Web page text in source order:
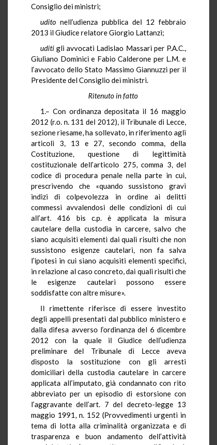
Consiglio dei ministri;
uditonell’udienza pubblica del 12 febbraio
2013 il Giudice relatore Giorgio Lattanzi;
uditigli avvocati Ladislao Massari per P.A.C.,
Giuliano Dominici e Fabio Calderone per L.M. e
l’avvocato dello Stato Massimo Giannuzziper il
Presidente del Consiglio dei ministri.
Ritenuto in fatto
1.– Con ordinanza depositata il 16 maggio
2012 (r.o. n. 131 del 2012), il Tribunale di Lecce,
sezione riesame, ha sollevato, in riferimento agli
articoli 3, 13 e 27, secondo comma, della
Costituzione, questione di legittimità
costituzionale dell’articolo 275, comma 3, del
codice di procedura penale nella parte in cui,
prescrivendo che «quando sussistono gravi
indizi di colpevolezza in ordine ai delitti
commessi avvalendosi delle condizioni di cui
all’art. 416 bis c.p. è applicata la misura
cautelare della custodia in carcere, salvo che
siano acquisiti elementi dai quali risulti che non
sussistono esigenze cautelari, non fa salva
l’ipotesi in cui siano acquisiti elementi specifici,
in relazione al caso concreto, dai quali risulti che
le esigenze cautelari possono essere
soddisfatte con altre misure».
Il rimettente riferisce di essere investito
degli appelli presentati dal pubblico ministero e
dalla difesa avverso l’ordinanza del 6 dicembre
2012 con la quale il Giudice dell’udienza
preliminare del Tribunale di Lecce aveva
disposto la sostituzione con gli arresti
domiciliari della custodia cautelare in carcere
applicata all’imputato, già condannato con rito
abbreviato per un episodio di estorsione con
l’aggravante dell’art. 7 del decreto-legge 13
maggio 1991, n. 152 (Provvedimenti urgenti in
tema di lotta alla criminalità organizzata e di
trasparenza e buon andamento dell’attività